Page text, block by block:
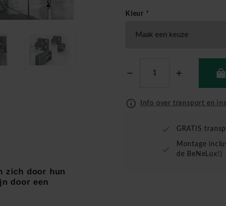
zich door hun
door een
Kleur *
Info over transport en
GRATIS
Montage
de BeNeLux!)